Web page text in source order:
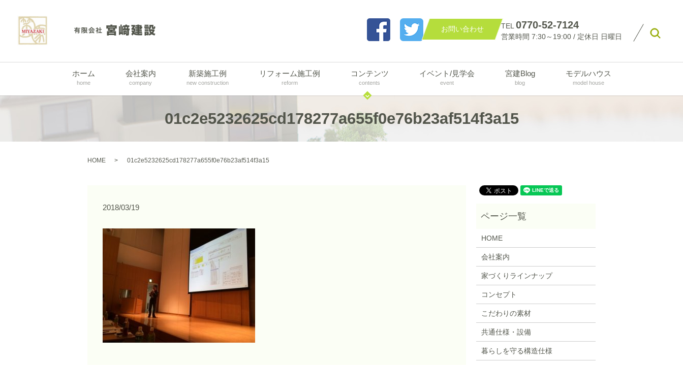
お問い合わせ TEL 0770-52-7124
営業時間 7:30～19:00 / 定休日 日曜日
ホーム
home
会社案内
company
新築施工例
new construction
リフォーム施工例
reform
コンテンツ
contents
イベント/見学会
event
宮建Blog
blog
モデルハウス
model house
01c2e5232625cd178277a655f0e76b23af514f3a15
HOME 01c2e5232625cd178277a655f0e76b23af514f3a15
2018/03/19
HOME
会社案内
家づくりラインナップ
コンセプト
こだわりの素材
共通仕様・設備
暮らしを守る構造仕様